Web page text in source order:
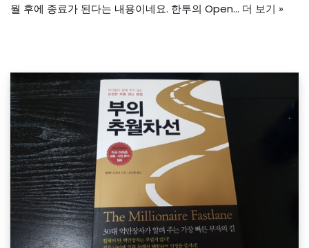
월 후에 종료가 된다는 내용이네요. 한투의 Open… 더 보기 »